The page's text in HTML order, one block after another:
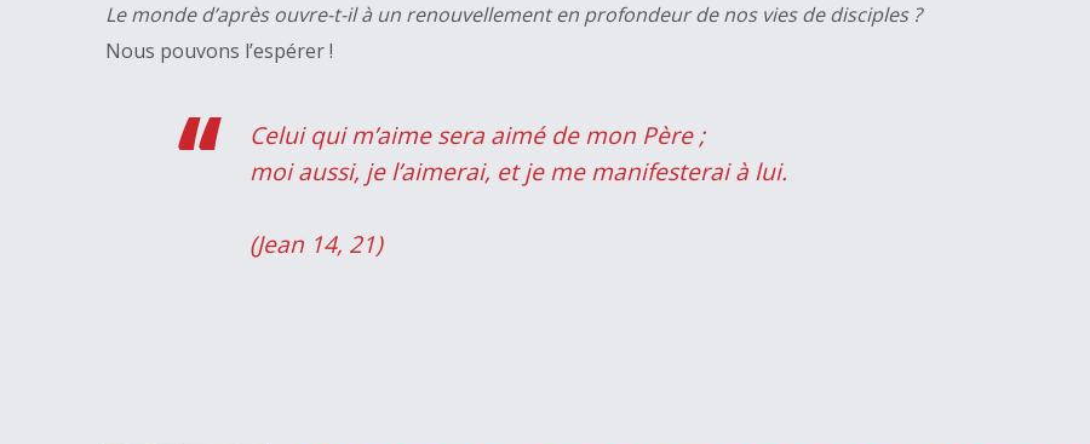
Le monde d’aprèsouvre-t-il à un renouvellement en profondeur de nos vies de disciples ?
Nous pouvons l’espérer !
Celui qui m’aime sera aimé de mon Père ;
moi aussi, je l’aimerai, et je me manifesterai à lui.
(Jean 14, 21)